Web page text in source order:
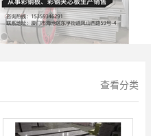
查看分类